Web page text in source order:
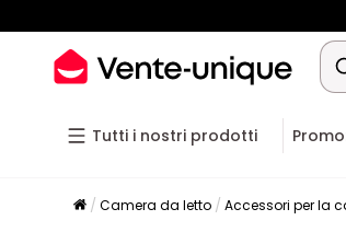
Tutti i nostri prodotti
Camera da letto Accessori per la